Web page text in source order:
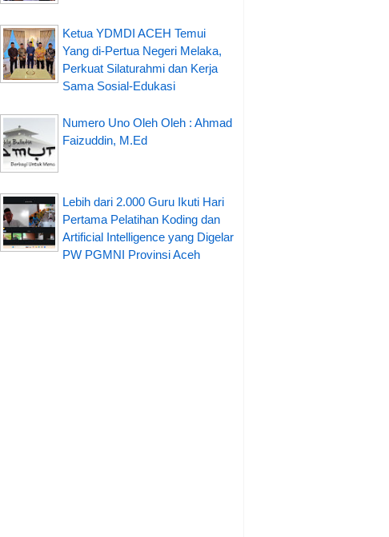
Ketua YDMDI ACEH Temui
Yang di-Pertua Negeri Melaka,
Perkuat Silaturahmi dan Kerja
Sama Sosial-Edukasi
Numero Uno Oleh Oleh : Ahmad
Faizuddin, M.Ed
Lebih dari 2.000 Guru Ikuti Hari
Pertama Pelatihan Koding dan
Artificial Intelligence yang Digelar
PW PGMNI Provinsi Aceh